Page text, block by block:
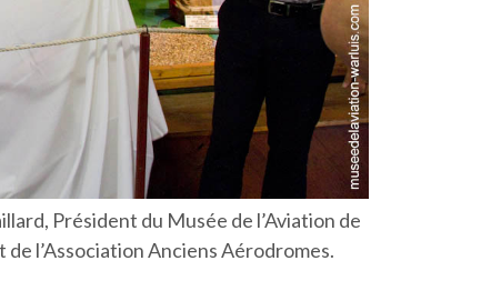
Président du Musée de l’Aviation de
l’Association Anciens Aérodromes.